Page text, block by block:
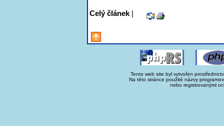
Celý článek |
Tento web site byl vytvořen
Na této stránce použité názvy
nebo registrovanými